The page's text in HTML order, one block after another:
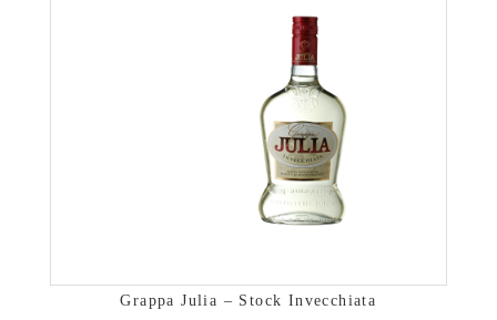
Grappa Julia – Stock Invecchiata